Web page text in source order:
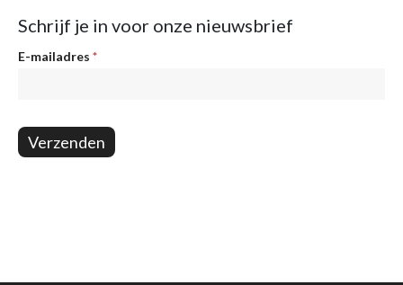
Schrijf je in voor onze nieuwsbrief
Nieuwsbrief
E-mailadres *
Verzenden